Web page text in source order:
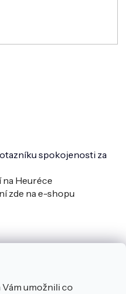
umožnili co
spokojenosti za
Heuréce
zde na e-shopu